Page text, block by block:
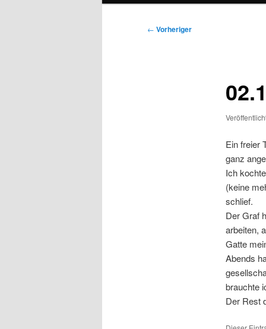
Beitragsnavigation
← Vorheriger
Ein freier
ganz
Ich
(keine
schlief.
Der Graf
arbeiten,
Gatte
Abends
brauchte
Der Rest